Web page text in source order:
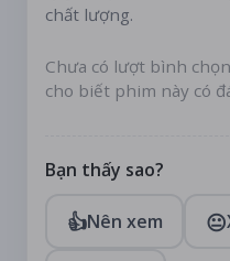
chất lượng.
Chưa có lượt bình
cho biết phim này có
Bạn thấy sao?
👍Nên xem 😐